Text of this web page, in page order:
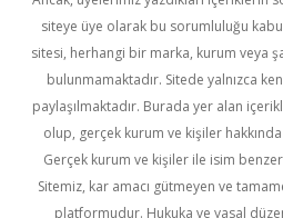
siteye üye olarak bu sorumluluğu
sitesi, herhangi bir marka, kurum veya
bulunmamaktadır. Sitede yalnızca
paylaşılmaktadır. Burada yer alan
olup, gerçek kurum ve kişiler
Gerçek kurum ve kişiler ile isim
Sitemiz, kar amacı gütmeyen ve
platformudur. Hukuka ve yasal